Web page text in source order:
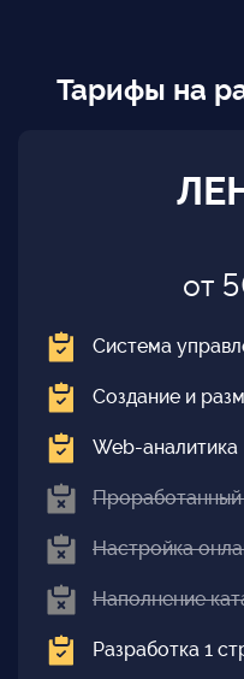
Тарифы на
от
Система
Создание и
Web-аналитика
Настройка
Наполнение
Разработка 1